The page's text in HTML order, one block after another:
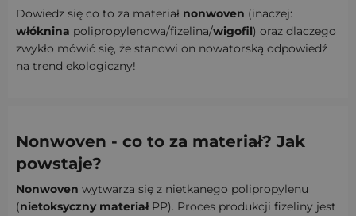
Dowiedz się co to za materiał nonwoven (inaczej:
włóknina polipropylenowa/fizelina/wigofil) oraz dlaczego
zwykło mówić się, że stanowi on nowatorską odpowiedź
na trend ekologiczny!
Nonwoven - co to za materiał? Jak
powstaje?
Nonwoven wytwarza się z nietkanego polipropylenu
(nietoksyczny materiałPP). Proces produkcji fizeliny jest